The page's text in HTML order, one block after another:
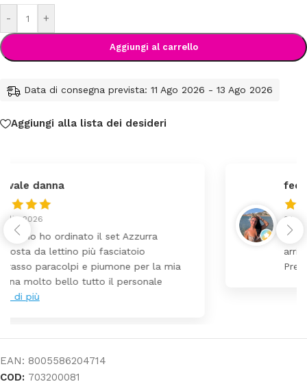
- +
Aggiungi al carrello
Data di consegna prevista: 11 Ago 2026 - 13 Ago 2026
Aggiungi alla lista dei desideri
Tutti perfetto! Ho ordinato un lettino che é
arrivato ben imballato dopo pochi giorni.
Prezzo ottimi rispetto la concorrenza
EAN: 8005586204714
COD: 703200081